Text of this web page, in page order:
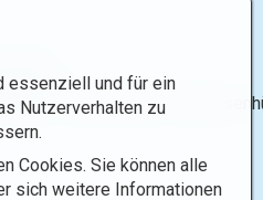
auf 1402 Meter. Die
essenziell und für ein
Nutzerverhalten zu
Cookies. Sie können alle
sich weitere Informationen